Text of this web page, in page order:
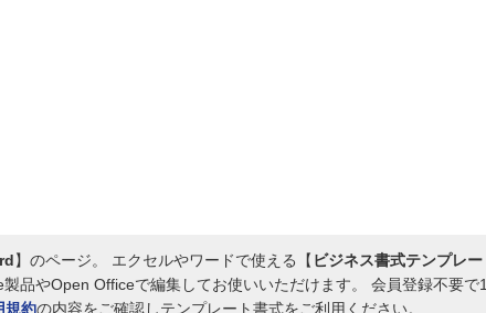
】のページ。 エクセルやワードで使える【 ビジネス書式テンプレー
品やOpen Officeで編集してお使いいただけます。 会員登録不要で1
規約の内容をご確認しテンプレート書式をご利用ください。